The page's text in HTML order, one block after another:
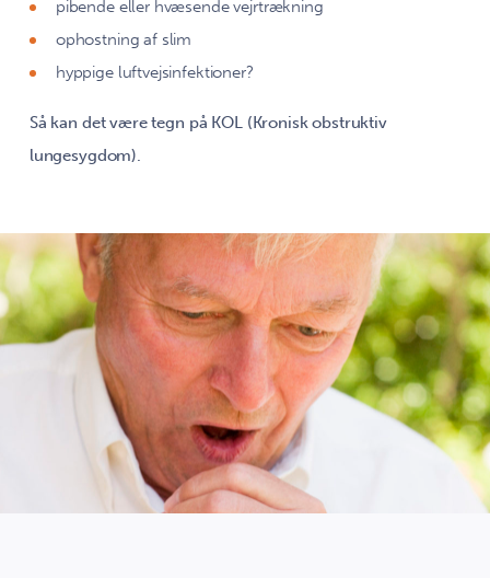
pibende eller hvæsende vejrtrækning
ophostning af slim
hyppige luftvejsinfektioner?
Så kan det være tegn på KOL (Kronisk obstruktiv
lungesygdom).